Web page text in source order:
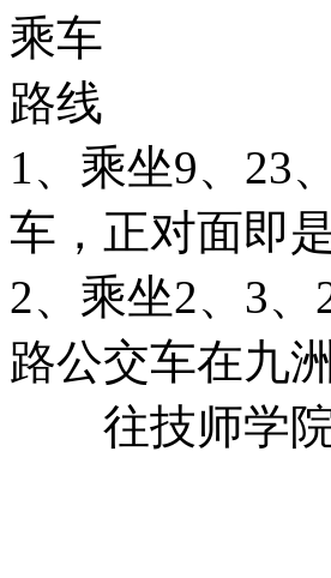
乘车
路线
1、乘坐9、23
车，正对面即是
2、乘坐2、3、
路公交车在九
往技师学院